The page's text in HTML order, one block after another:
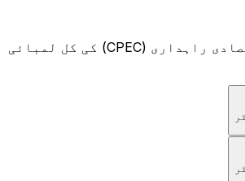
چین پاکستان اقتصادی راہداری (CPEC) کی کل لمبائی